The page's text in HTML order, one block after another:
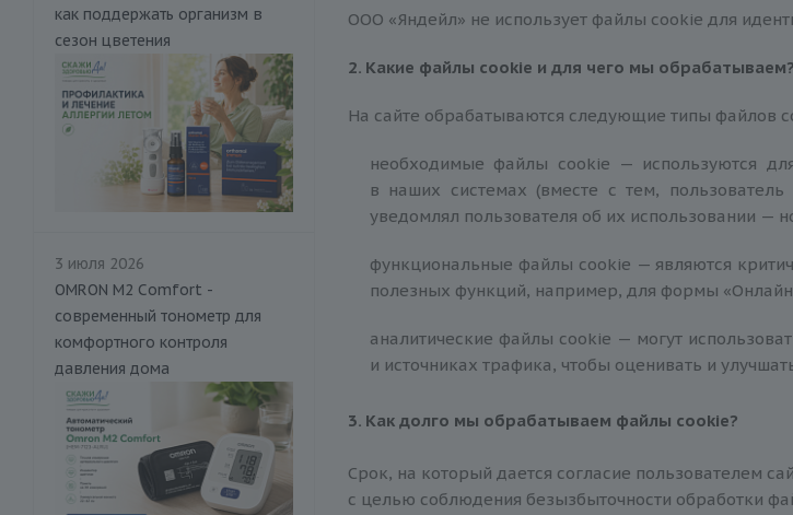
ООО «Яндейл» не использует файлы сookie для
2. Какие файлы сookie и для чего мы обрабатываем?
На сайте обрабатываются следующие типы файлов
необходимые файлы сookie — используются
в наших системах (вместе с тем,
уведомлял пользователя об их использовании —
функциональные файлы сookie — являются
полезных функций, например, для формы
аналитические файлы сookie — могут
и источниках трафика, чтобы оценивать и
3. Как долго мы обрабатываем файлы сookie?
Срок, на который дается согласие пользователем
с целью соблюдения безызбыточности обработки
как поддержать организм в
сезон цветения
3 июля 2026
OMRON M2 Comfort -
современный тонометр для
комфортного контроля
давления дома